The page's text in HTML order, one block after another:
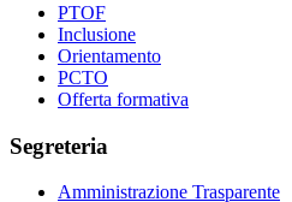
PTOF
Inclusione
Orientamento
PCTO
Offerta formativa
Segreteria
Amministrazione Trasparente